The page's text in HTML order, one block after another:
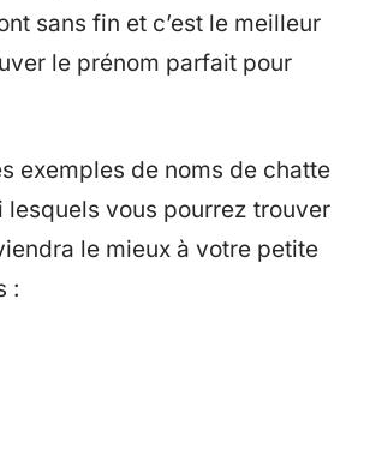
sans fin et c’est le meilleur
le prénom parfait pour
exemples de noms de chatte
lesquels vous pourrez trouver
le mieux à votre petite
: